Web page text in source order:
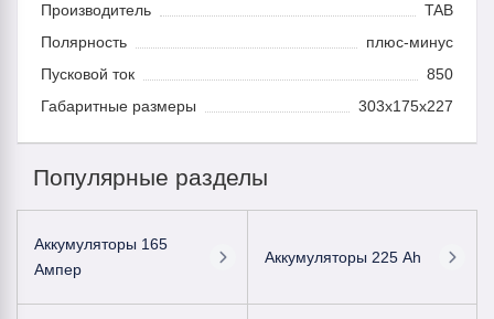
Производитель
TAB
Полярность
плюс-минус
Пусковой ток
850
Габаритные размеры
303x175x227
Популярные разделы
Аккумуляторы 165
Ампер
Аккумуляторы 225 Ah